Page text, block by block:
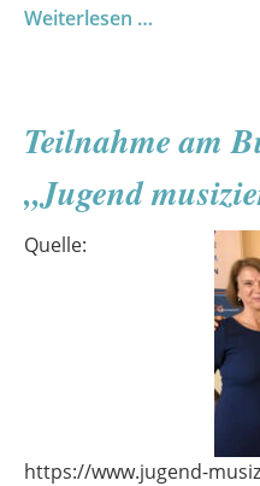
Weiterlesen …
Teilnahme am
„Jugend
Quelle:
https://www.jugend-